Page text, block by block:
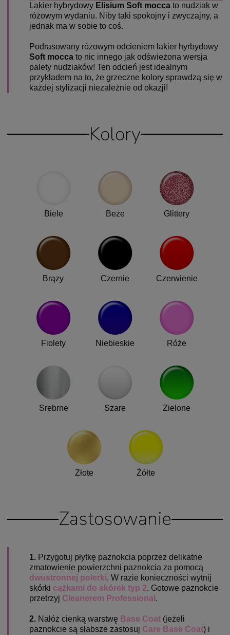
Lakier hybrydowy Elisium Soft mocca to nudziak w
różowym wydaniu. Niby taki spokojny i zwyczajny, a
jednak ma w sobie to coś.
Podrasowany różowym odcieniem lakier hyrbydowy
Soft mocca to nic innego jak odświeżona wersja
palety nudziaków! Ten odcień jest idealnym
przykładem na to, że grzeczne kolory sprawdzą się w
każdej stylizacji niezależnie od okazji!
Kolory
Biele Beże Glittery
Brązy Czernie Czerwienie
Fiolety Niebieskie Róże
Srebrne Szare Zielone
Złote Żółte
Zastosowanie
1. Przygotuj płytkę paznokcia poprzez delikatne
zmatowienie powierzchni paznokcia za pomocą
dwustronnej polerki. W razie konieczności wytnij
skórki cążkami do skórek typ 2. Gotowe paznokcie
przetrzyj Cleanerem Professional .
2. Nałóż cienką warstwę Base Coat (jeżeli
paznokcie są słabsze zastosuj Care Base Coat) i